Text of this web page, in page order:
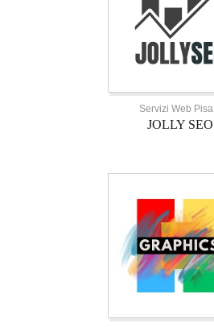
Servizi Web Pisa
JOLLY SEO